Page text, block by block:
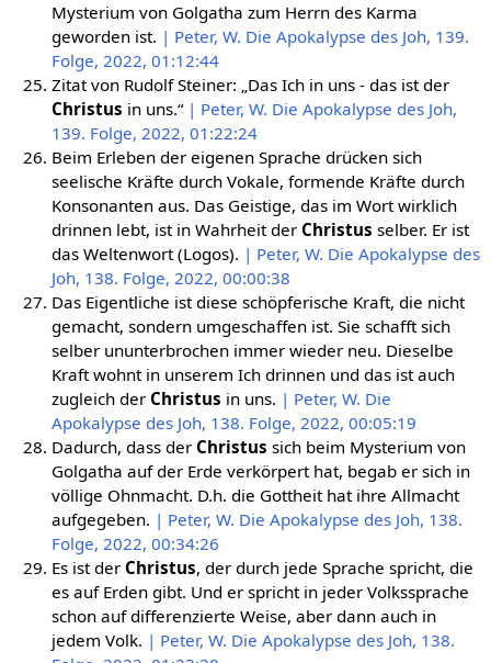
Mysterium von Golgatha zum Herrn des Karma
geworden ist. | Peter, W. Die Apokalypse des Joh, 139.
Folge, 2022, 01:12:44
Zitat von Rudolf Steiner: „Das Ich in uns - das ist der
Christus in uns.“ | Peter, W. Die Apokalypse des Joh,
139. Folge, 2022, 01:22:24
Beim Erleben der eigenen Sprache drücken sich
seelische Kräfte durch Vokale, formende Kräfte durch
Konsonanten aus. Das Geistige, das im Wort wirklich
drinnen lebt, ist in Wahrheit der Christus selber. Er ist
das Weltenwort (Logos). | Peter, W. Die Apokalypse des
Joh, 138. Folge, 2022, 00:00:38
Das Eigentliche ist diese schöpferische Kraft, die nicht
gemacht, sondern umgeschaffen ist. Sie schafft sich
selber ununterbrochen immer wieder neu. Dieselbe
Kraft wohnt in unserem Ich drinnen und das ist auch
zugleich der Christus in uns. | Peter, W. Die
Apokalypse des Joh, 138. Folge, 2022, 00:05:19
Dadurch, dass der Christus sich beim Mysterium von
Golgatha auf der Erde verkörpert hat, begab er sich in
völlige Ohnmacht. D.h. die Gottheit hat ihre Allmacht
aufgegeben. | Peter, W. Die Apokalypse des Joh, 138.
Folge, 2022, 00:34:26
Es ist der Christus, der durch jede Sprache spricht, die
es auf Erden gibt. Und er spricht in jeder Volkssprache
schon auf differenzierte Weise, aber dann auch in
jedem Volk. | Peter, W. Die Apokalypse des Joh, 138.